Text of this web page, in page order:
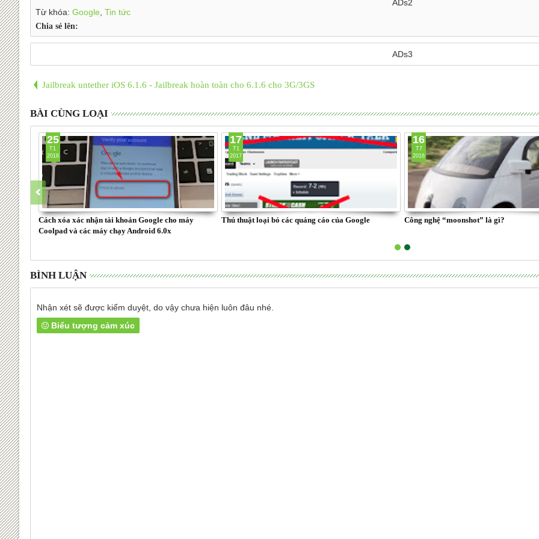
ADs2
Từ khóa: Google, Tin tức
Chia sẻ lên:
ADs3
Jailbreak untether iOS 6.1.6 - Jailbreak hoàn toàn cho 6.1.6 cho 3G/3GS
BÀI CÙNG LOẠI
Cách xóa xác nhận tài khoản Google cho máy
Coolpad và các máy chạy Android 6.0x
25
T1
2018
Thủ thuật loại bỏ các quảng cáo của Google
17
T1
2017
Công nghệ “moonshot” là gì?
16
T7
2016
BÌNH LUẬN
Nhận xét sẽ được kiểm duyệt, do vậy chưa hiện luôn đâu nhé.
Biểu tượng cảm xúc